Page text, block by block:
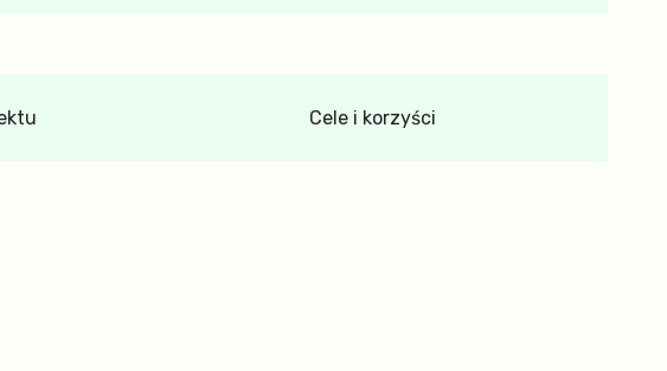
Cele i korzyści